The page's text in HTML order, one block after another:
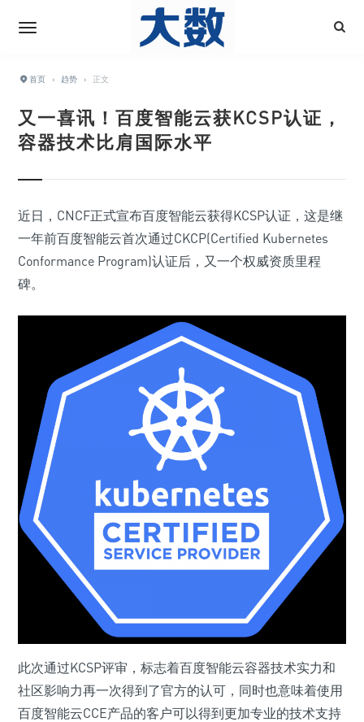
首页 › 趋势 › 正文
又一喜讯！百度智能云获KCSP认证，
容器技术比肩国际水平
近日，CNCF正式宣布百度智能云获得KCSP认证，这是继
一年前百度智能云首次通过CKCP(Certified Kubernetes
Conformance Program)认证后，又一个权威资质里程
碑。
此次通过KCSP评审，标志着百度智能云容器技术实力和
社区影响力再一次得到了官方的认可，同时也意味着使用
百度智能云CCE产品的客户可以得到更加专业的技术支持